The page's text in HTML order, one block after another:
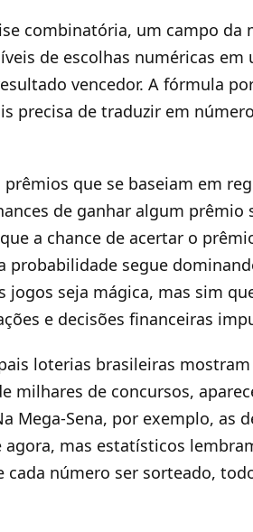
combinatória, um campo da
de escolhas numéricas
vencedor. A fórmula
precisa de traduzir em
que se baseiam em
de ganhar algum prêmio
a chance de acertar o
probabilidade segue
jogos seja mágica, mas sim
e decisões financeiras
loterias brasileiras
milhares de concursos,
Mega-Sena, por exemplo, as
mas estatísticos
cada número ser sorteado,